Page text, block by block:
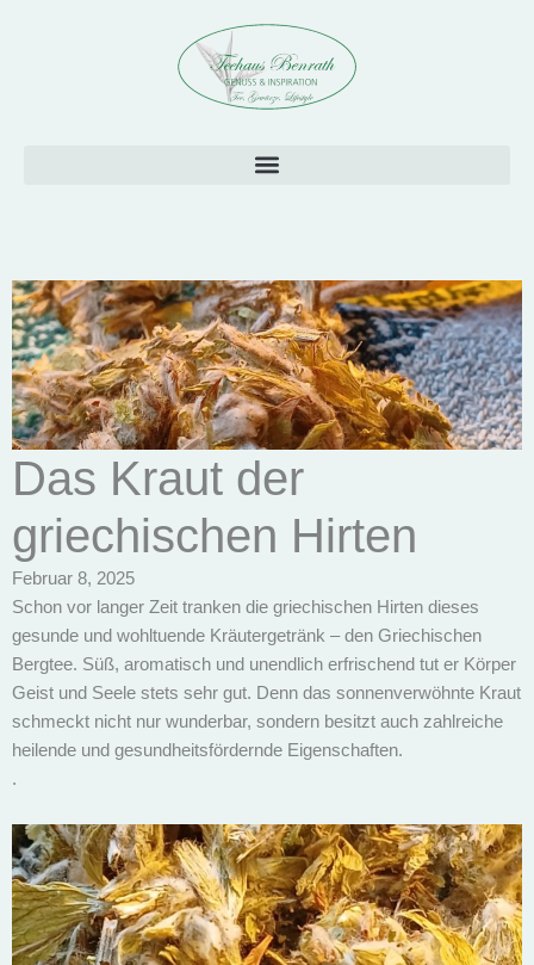
Das Kraut der
griechischen Hirten
Februar 8, 2025
Schon vor langer Zeit tranken die griechischen Hirten dieses
gesunde und wohltuende Kräutergetränk – den Griechischen
Bergtee. Süß, aromatisch und unendlich erfrischend tut er Körper
Geist und Seele stets sehr gut. Denn das sonnenverwöhnte Kraut
schmeckt nicht nur wunderbar, sondern besitzt auch zahlreiche
heilende und gesundheitsfördernde Eigenschaften.
.